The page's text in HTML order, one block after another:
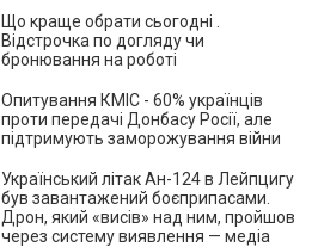
Що краще обрати сьогодні .
Відстрочка по догляду чи
бронювання на роботі
Опитування КМІС - 60% українців
проти передачі Донбасу Росії, але
підтримують заморожування війни
Український літак Ан-124 в Лейпцигу
був завантажений боєприпасами.
Дрон, який «висів» над ним, пройшов
через систему виявлення — медіа